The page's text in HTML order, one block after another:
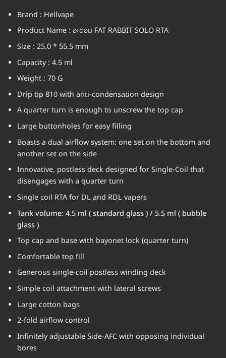
Brand : Hellvape
Product Name : อะตอม FAT RABBIT SOLO RTA
Size : 25.0 * 55.5 mm
Capacity : 4.5 ml
Weight : 70 G
Drip tip 810 with anti-condensation design
A quarter turn is enough to unscrew the top cap
Large buttonholes for easy filling
Boasts a dual airflow system: one set on the bottom and
another set on the side
Innovative, postless deck designed for Single-Coil that
disengages with a quarter turn
Single coil RTA for DL and RDL vapers
Tank volume: 4.5 ml ( standard glass ) / 5.5 ml ( bubble
glass )
Top cap and base with bayonet lock (quarter turn)
Comfortable top fill
Generous single-coil postless winding deck
Simple coil attachment with lateral screws
Large cotton bags
2-fold airflow control
Infinitely adjustable Side-AFC with opposing individual
bores